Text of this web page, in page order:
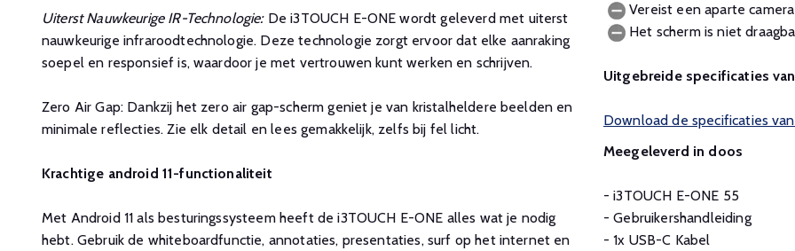
Uiterst Nauwkeurige IR-Technologie:De i3TOUCH E-ONE wordt geleverd met uiterst
nauwkeurige infraroodtechnologie. Deze technologie zorgt ervoor dat elke aanraking
soepel en responsief is, waardoor je met vertrouwen kunt werken en schrijven.
Zero Air Gap: Dankzij het zero air gap-scherm geniet je van kristalheldere beelden en
minimale reflecties. Zie elk detail en lees gemakkelijk, zelfs bij fel licht.
Krachtige android 11-functionaliteit
Met Android 11 als besturingssysteem heeft de i3TOUCH E-ONE alles wat je nodig
hebt. Gebruik de whiteboardfunctie, annotaties, presentaties, surf op het internet en
Vereist een aparte
Het scherm is niet
Uitgebreide specificaties
Download de specificaties
Meegeleverd in doos
- i3TOUCH E-ONE 55
- Gebruikershandleiding
- 1x USB-C Kabel